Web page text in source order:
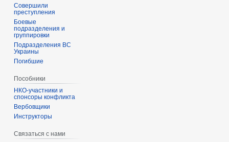
Совершили
преступления
Боевые
подразделения и
группировки
Подразделения ВС
Украины
Погибшие
Пособники
спонсоры конфликта
‏‎Вербовщики
Инструкторы
Связаться с нами